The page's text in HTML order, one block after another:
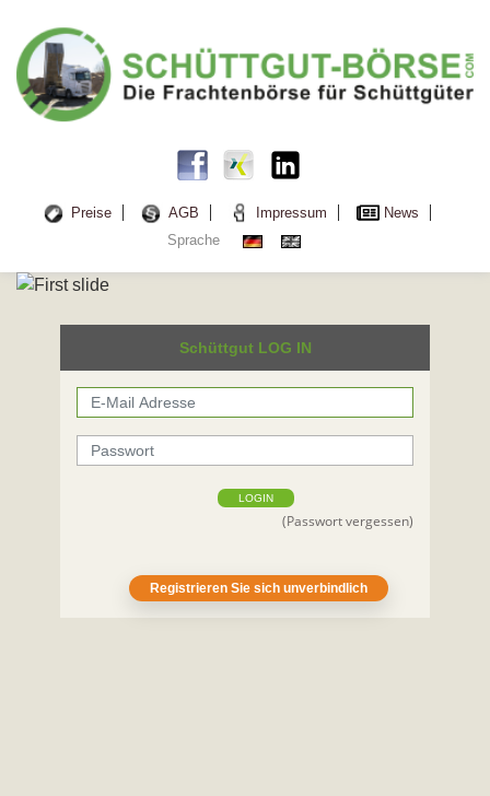
Preise AGB Impressum
News
Sprache
Schüttgut LOG IN
LOGIN
(Passwort vergessen)
Registrieren Sie sich unverbindlich